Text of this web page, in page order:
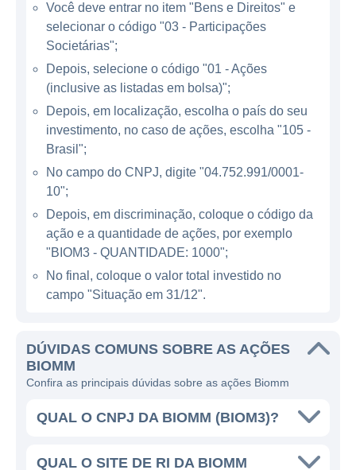
permite que a Biomm amplie sua capacidade
de inovação e fortaleça sua presença no
mercado.
ATUAÇÃO DA BIOMM
A empresa está inserida em um mercado
demanda por tratamentos mais eficazes e
diferentes segmentos, incluindo pesquisa e
desenvolvimento, produção e
comercialização de produtos farmacêuticos.
Um dos principais exemplos de sua atuação
utiliza sua expertise em biotecnologia para
desenvolver soluções que podem oferecer
pacientes.
Os produtos da Biomm são dirigidos tanto
Você deve entrar no item "Bens e Direitos" e
selecionar o código "03 - Participações
Societárias";
Depois, selecione o código "01 - Ações
(inclusive as listadas em bolsa)";
Depois, em localização, escolha o país do seu
investimento, no caso de ações, escolha "105 -
Brasil";
No campo do CNPJ, digite "04.752.991/0001-
10";
Depois, em discriminação, coloque o código da
ação e a quantidade de ações, por exemplo
"BIOM3 - QUANTIDADE: 1000";
No final, coloque o valor total investido no
campo "Situação em 31/12".
DÚVIDAS COMUNS SOBRE AS AÇÕES
BIOMM
Confira as principais dúvidas sobre as ações Biomm
QUAL O CNPJ DA BIOMM (BIOM3)?
QUAL O SITE DE RI DA BIOMM